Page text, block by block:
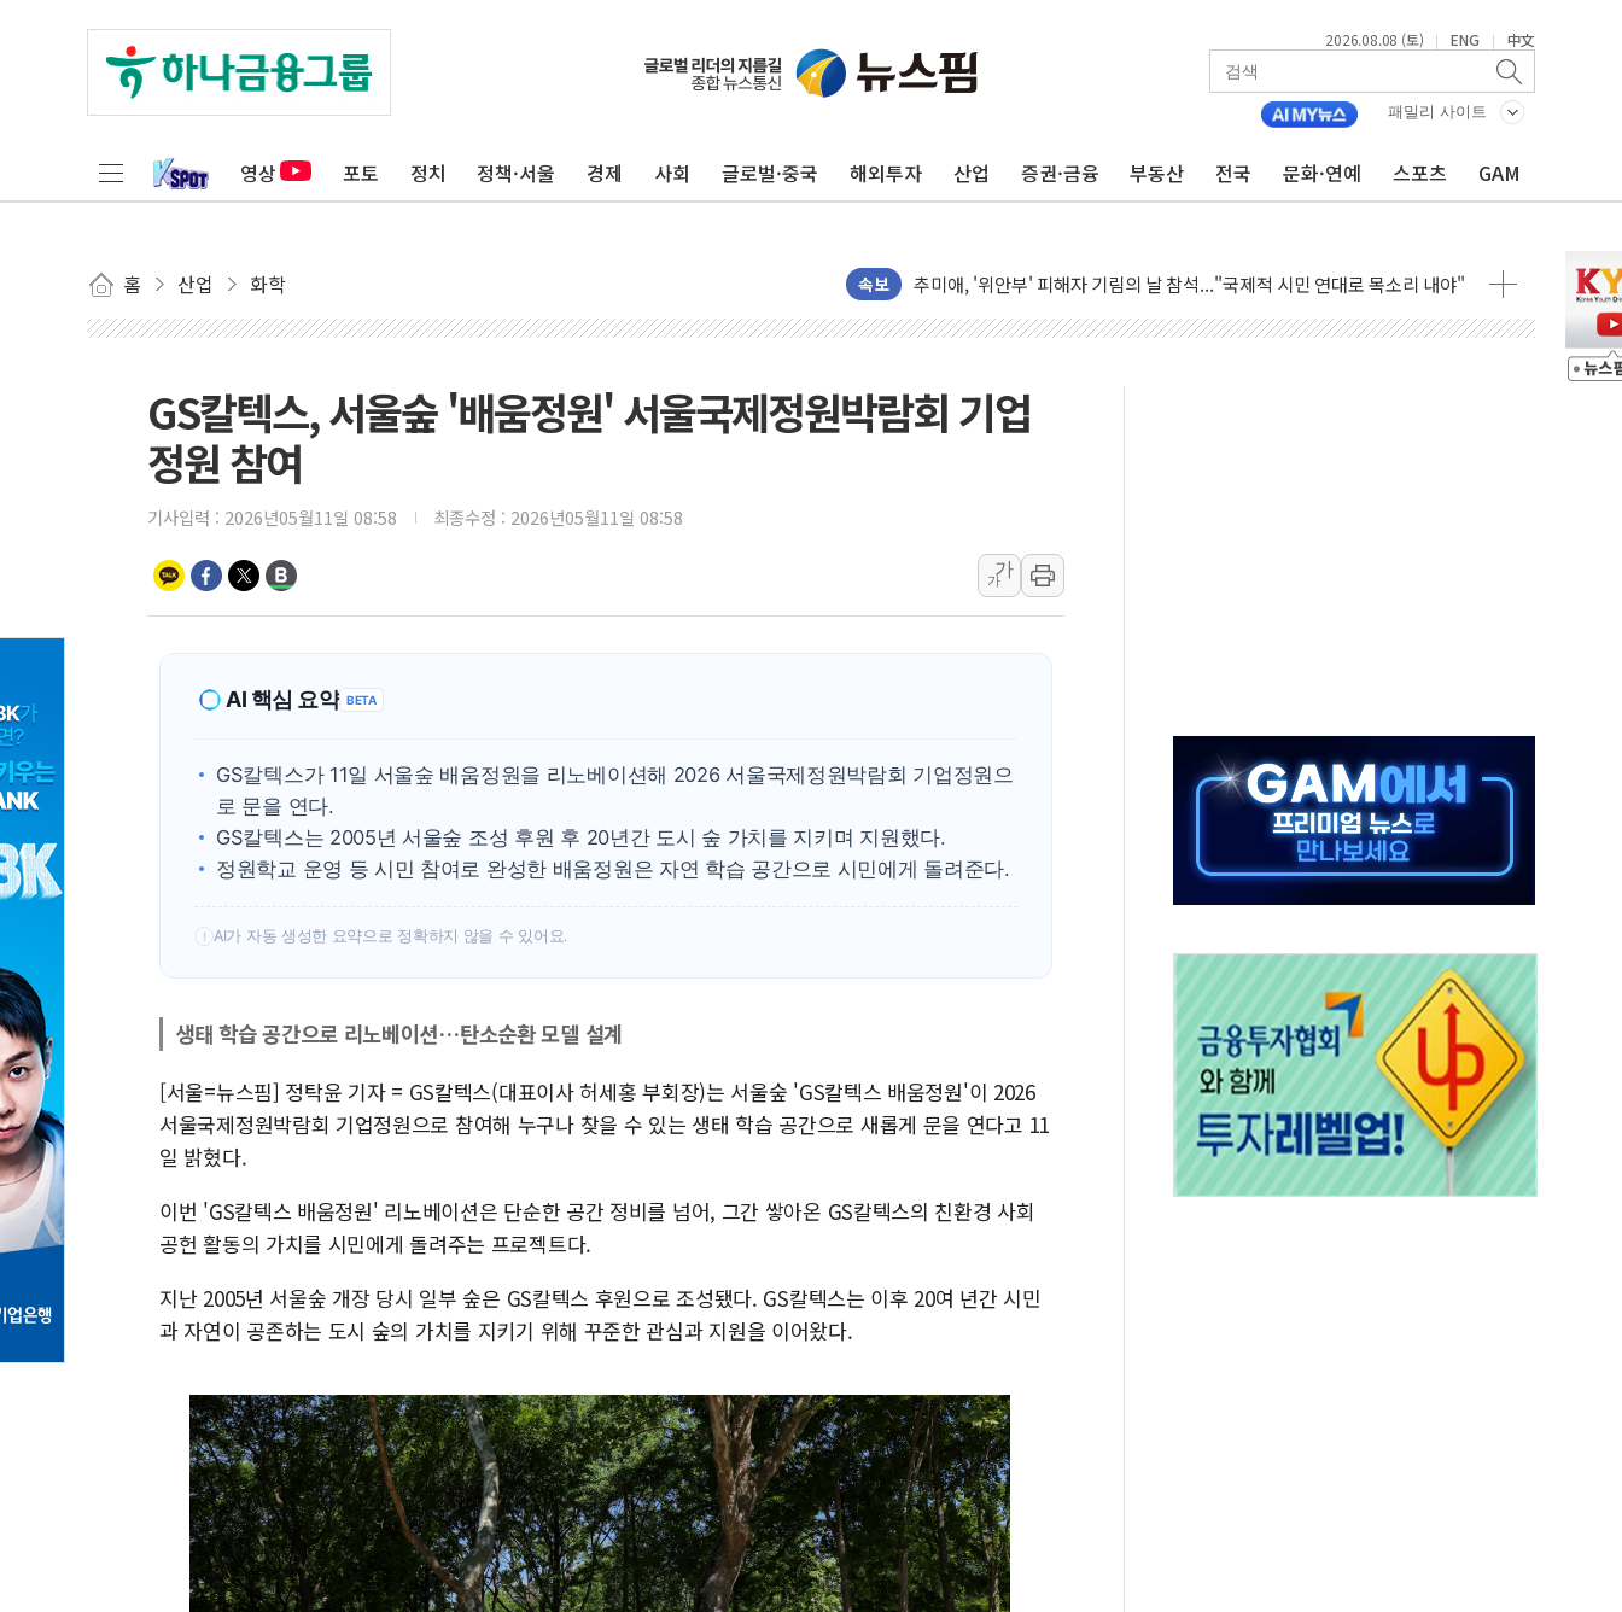
2026.08.08 (토) | ENG | 中文
패밀리 사이트
영상 포토 정치 정책·서울 경제 사회 글로벌·중국 해외투자 산업 증권·금융 부동산 전국 문화·연예 스포츠 GAM
홈 산업 화학 속보
강릉·동해·삼척 시간당 최대 50㎜ 폭우…강원 동해안 강한 비 어어져
폐기물 수거하다 참변…60대 환경미화원 수거차에 치여 사망
李대통령 "결혼 때문에 손해 보는 일 없게"…'결혼 페널티' 22개 과제 손본다
여수 오동도 인근 해상서 모터보트 전복…1명 사망·1명 실종
인천 선재도 갯벌서 해루질 중 실종 60대 나흘만에 숨진 채 발견
인천서 말다툼 중 어머니 흉기 살해 10대 아들 체포
李대통령, ISA 개편 재검토 지시…與 "적극 환영"·野 "졸속 국정"
동해중부 전 해상 풍랑주의보…10일까지 최대 3.5m 높은 물결
동해시, 11~14일 '별똥별 멍' 운영…페르세우스 유성우 관측
강원 중·남부 동해안 시간당 50mm 이상 폭우…호우경보 발효
'호우 특보' 경북 울진 시간당 20~30mm 강한 비...가뭄 해소될 듯
GS칼텍스, 서울숲 '배움정원' 서울국제정원박람회 기업
정원 참여
기사입력 : 2026년05월11일 08:58 최종수정 : 2026년05월11일 08:58
가
가
AI 핵심 요약 BETA
GS칼텍스가 11일 서울숲 배움정원을 리노베이션해 2026 서울국제정원박람회 기업정원으
로 문을 연다.
GS칼텍스는 2005년 서울숲 조성 후원 후 20년간 도시 숲 가치를 지키며 지원했다.
정원학교 운영 등 시민 참여로 완성한 배움정원은 자연 학습 공간으로 시민에게 돌려준다.
! AI가 자동 생성한 요약으로 정확하지 않을 수 있어요.
생태 학습 공간으로 리노베이션…탄소순환 모델 설계
[서울=뉴스핌] 정탁윤 기자 = GS칼텍스(대표이사 허세홍 부회장)는 서울숲 'GS칼텍스 배움정원'이 2026
서울국제정원박람회 기업정원으로 참여해 누구나 찾을 수 있는 생태 학습 공간으로 새롭게 문을 연다고 11
일 밝혔다.
이번 'GS칼텍스 배움정원' 리노베이션은 단순한 공간 정비를 넘어, 그간 쌓아온 GS칼텍스의 친환경 사회
공헌 활동의 가치를 시민에게 돌려주는 프로젝트다.
지난 2005년 서울숲 개장 당시 일부 숲은 GS칼텍스 후원으로 조성됐다. GS칼텍스는 이후 20여 년간 시민
과 자연이 공존하는 도시 숲의 가치를 지키기 위해 꾸준한 관심과 지원을 이어왔다.